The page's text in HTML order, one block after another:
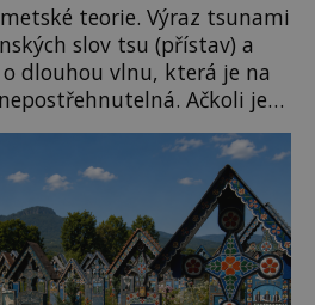
teorie. Výraz tsunami
slov tsu (přístav) a
o dlouhou vlnu, která je na
Ačkoli je
i 300 kilometrů, výška vlny
1,5 metru. Máme se
i v Evropě? Vznik